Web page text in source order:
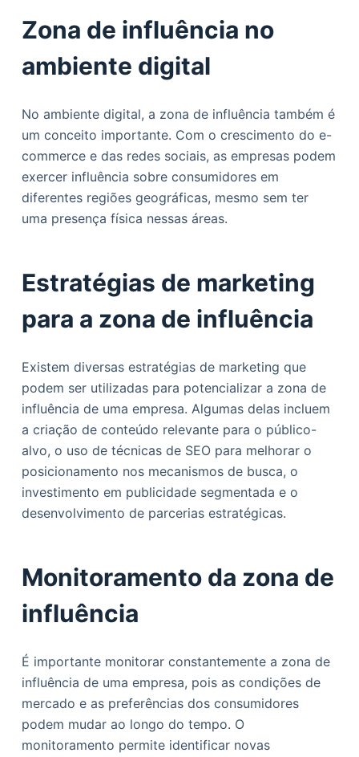
Zona de influência no
ambiente digital
No ambiente digital, a zona de influência também é
um conceito importante. Com o crescimento do e-
commerce e das redes sociais, as empresas podem
exercer influência sobre consumidores em
diferentes regiões geográficas, mesmo sem ter
uma presença física nessas áreas.
Estratégias de marketing
para a zona de influência
Existem diversas estratégias de marketing que
podem ser utilizadas para potencializar a zona de
influência de uma empresa. Algumas delas incluem
a criação de conteúdo relevante para o público-
alvo, o uso de técnicas de SEO para melhorar o
posicionamento nos mecanismos de busca, o
investimento em publicidade segmentada e o
desenvolvimento de parcerias estratégicas.
Monitoramento da zona de
influência
É importante monitorar constantemente a zona de
influência de uma empresa, pois as condições de
mercado e as preferências dos consumidores
podem mudar ao longo do tempo. O
monitoramento permite identificar novas